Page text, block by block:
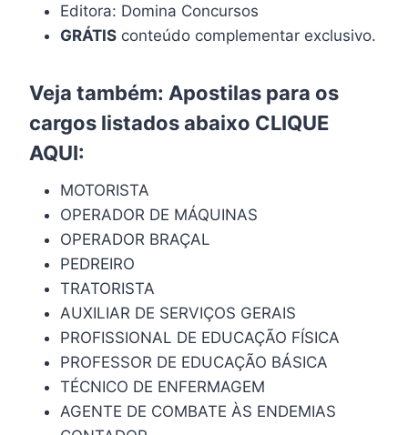
Editora: Domina Concursos
GRÁTIS conteúdo complementar exclusivo.
Veja também: Apostilas para os
cargos listados abaixo CLIQUE
AQUI:
MOTORISTA
OPERADOR DE MÁQUINAS
OPERADOR BRAÇAL
PEDREIRO
TRATORISTA
AUXILIAR DE SERVIÇOS GERAIS
PROFISSIONAL DE EDUCAÇÃO FÍSICA
PROFESSOR DE EDUCAÇÃO BÁSICA
TÉCNICO DE ENFERMAGEM
AGENTE DE COMBATE ÀS ENDEMIAS